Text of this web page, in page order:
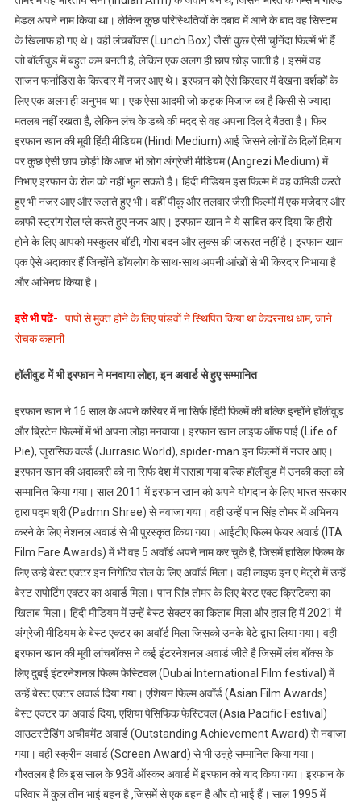
मेडल अपने नाम किया था। लेकिन कुछ परिस्थितियों के दबाव में आने के बाद वह सिस्टम
के खिलाफ हो गए थे। वही लंचबॉक्स (Lunch Box) जैसी कुछ ऐसी चुनिंदा फिल्में भी हैं
जो बॉलीवुड में बहुत कम बनती है, लेकिन एक अलग ही छाप छोड़ जाती है। इसमें वह
साजन फर्नांडिस के किरदार में नजर आए थे। इरफान को ऐसे किरदार में देखना दर्शकों के
लिए एक अलग ही अनुभव था। एक ऐसा आदमी जो कड़क मिजाज का है किसी से ज्यादा
मतलब नहीं रखता है, लेकिन लंच के डब्बे की मदद से वह अपना दिल दे बैठता है। फिर
इरफान खान की मूवी हिंदी मीडियम (Hindi Medium) आई जिसने लोगों के दिलों दिमाग
पर कुछ ऐसी छाप छोड़ी कि आज भी लोग अंग्रेजी मीडियम (Angrezi Medium) में
निभाए इरफान के रोल को नहीं भूल सकते है। हिंदी मीडियम इस फिल्म में वह कॉमेडी करते
हुए भी नजर आए और रुलाते हुए भी। वहीं पीकू और तलवार जैसी फिल्मों में एक मजेदार और
काफी स्ट्रांग रोल प्ले करते हुए नजर आए। इरफान खान ने ये साबित कर दिया कि हीरो
होने के लिए आपको मस्कुलर बॉडी, गोरा बदन और लुक्स की जरूरत नहीं है। इरफान खान
एक ऐसे अदाकार हैं जिन्होंने डॉयलोग के साथ-साथ अपनी आंखों से भी किरदार निभाया है
और अभिनय किया है।
इसे भी पढें- पापों से मुक्त होने के लिए पांडवों ने स्थिपित किया था केदरनाथ धाम, जाने
रोचक कहानी
हॉलीवुड में भी इरफान ने मनवाया लोहा, इन अवार्ड से हुए सम्मानित
इरफान खान ने 16 साल के अपने करियर में ना सिर्फ हिंदी फिल्में की बल्कि इन्होंने हॉलीवुड
और ब्रिटेन फिल्मों में भी अपना लोहा मनवाया। इरफान खान लाइफ ऑफ पाई (Life of
Pie), जुरासिक वर्ल्ड (Jurrasic World), spider-man इन फिल्मों में नजर आए।
इरफान खान की अदाकारी को ना सिर्फ देश में सराहा गया बल्कि हॉलीवुड में उनकी कला को
सम्मानित किया गया। साल 2011 में इरफान खान को अपने योगदान के लिए भारत सरकार
द्वारा पद्म श्री (Padmn Shree) से नवाजा गया। वही उन्हें पान सिंह तोमर में अभिनय
करने के लिए नेशनल अवार्ड से भी पुरस्कृत किया गया। आईटीए फिल्म फेयर अवार्ड (ITA
Film Fare Awards) में भी वह 5 अवॉर्ड अपने नाम कर चुके है, जिसमें हासिल फिल्म के
लिए उन्हे बेस्ट एक्टर इन निगेटिव रोल के लिए अवॉर्ड मिला। वहीं लाइफ इन ए मेट्रो में उन्हें
बेस्ट सपोर्टिंग एक्टर का अवार्ड मिला। पान सिंह तोमर के लिए बेस्ट एक्ट क्रिटिक्स का
खिताब मिला। हिंदी मीडियम में उन्हें बेस्ट सेक्टर का किताब मिला और हाल हि में 2021 में
अंग्रेजी मीडियम के बेस्ट एक्टर का अवॉर्ड मिला जिसको उनके बेटे द्वारा लिया गया। वही
इरफान खान की मूवी लांचबॉक्स ने कई इंटरनेशनल अवार्ड जीते है जिसमें लंच बॉक्स के
लिए दुबई इंटरनेशनल फिल्म फेस्टिवल (Dubai International Film festival) में
उन्हें बेस्ट एक्टर अवार्ड दिया गया। एशियन फिल्म अवॉर्ड (Asian Film Awards)
बेस्ट एक्टर का अवार्ड दिया, एशिया पेसिफिक फेस्टिवल (Asia Pacific Festival)
आउटस्टैंडिंग अचीवमेंट अवार्ड (Outstanding Achievement Award) से नवाजा
गया। वही स्क्रीन अवार्ड (Screen Award) से भी उऩ्हे सम्मानित किया गया।
गौरतलब है कि इस साल के 93वें ऑस्कर अवार्ड में इरफान को याद किया गया। इरफान के
परिवार में कुल तीन भाई बहन है ,जिसमें से एक बहन है और दो भाई हैं। साल 1995 में